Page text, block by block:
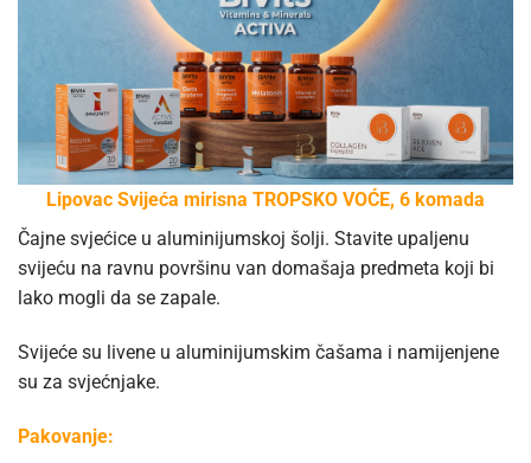
Lipovac Svijeća mirisna TROPSKO VOĆE, 6 komada
Čajne svjećice u aluminijumskoj šolji. Stavite upaljenu
svijeću na ravnu površinu van domašaja predmeta koji bi
lako mogli da se zapale.
Svijeće su livene u aluminijumskim čašama i namijenjene
su za svjećnjake.
Pakovanje: